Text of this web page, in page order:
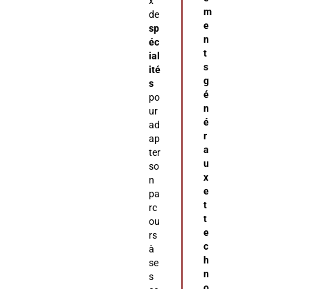
de
sp
éc
ial
ité
s
po
ur
ad
ap
ter
so
n
pa
rc
ou
rs
à
se
s
m
e
n
t
s
g
é
n
é
r
a
u
x
e
t
t
e
c
h
n